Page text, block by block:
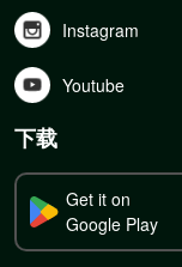
Instagram
Youtube
下载
Get it on
Google Play